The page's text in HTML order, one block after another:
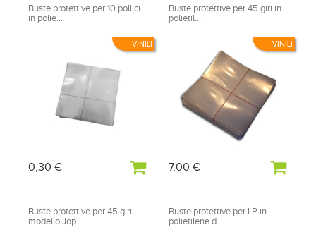
VINILI
Buste protettive per 10 pollici
in polie...
0,30 €
VINILI
Buste protettive per 45 giri in
polietil...
7,00 €
Buste protettive per 45 giri
modello Jap...
Buste protettive per LP in
polietilene d...